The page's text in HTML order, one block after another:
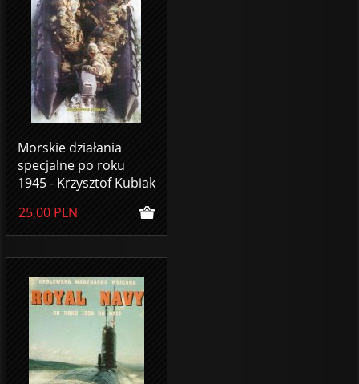
Morskie działania
specjalne po roku
1945 - Krzysztof Kubiak
25,00 PLN